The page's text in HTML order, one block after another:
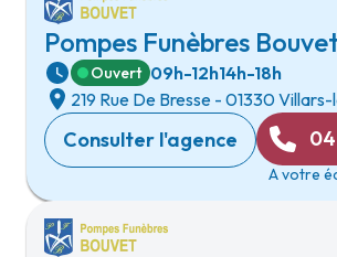
Pompes Funèbres
Ouvert 09h-12h14h-18h
219 Rue De Bresse - 01330
Consulter l'agence
A votre